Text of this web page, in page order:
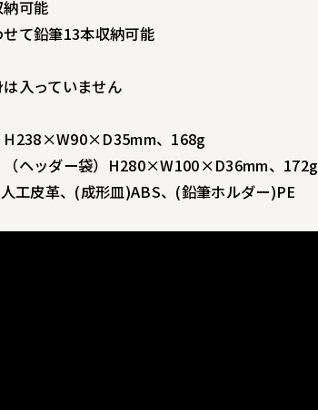
納可能
せて鉛筆13本収納可能
入っていません
H238×W90×D35mm、168g
（ヘッダー袋）H280×W100×D36mm、172g
工皮革、(成形皿)ABS、(鉛筆ホルダー)PE